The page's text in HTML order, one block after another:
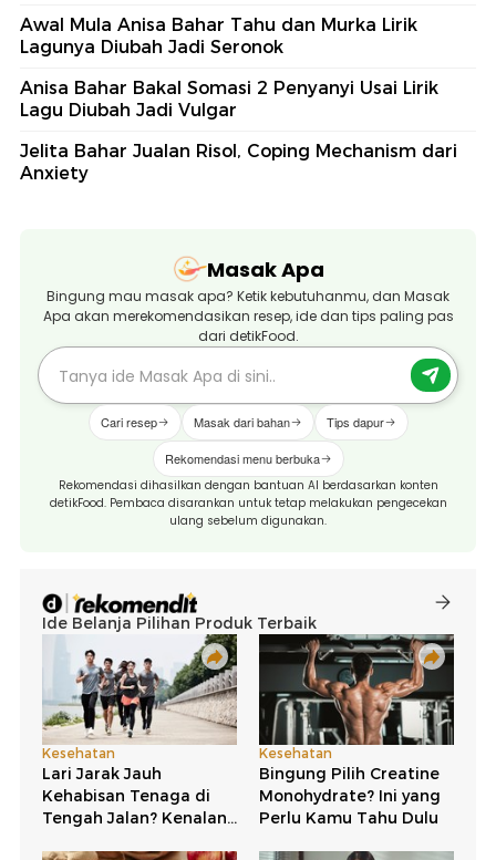
Awal Mula Anisa Bahar Tahu dan Murka Lirik
Lagunya Diubah Jadi Seronok
Anisa Bahar Bakal Somasi 2 Penyanyi Usai Lirik
Lagu Diubah Jadi Vulgar
Jelita Bahar Jualan Risol, Coping Mechanism dari
Anxiety
Masak Apa
Bingung mau masak apa? Ketik kebutuhanmu, dan Masak
Apa akan merekomendasikan resep, ide dan tips paling pas
dari detikFood.
Cari resep Masak dari bahan Tips dapur
Rekomendasi menu berbuka
Rekomendasi dihasilkan dengan bantuan AI berdasarkan konten
detikFood. Pembaca disarankan untuk tetap melakukan pengecekan
ulang sebelum digunakan.